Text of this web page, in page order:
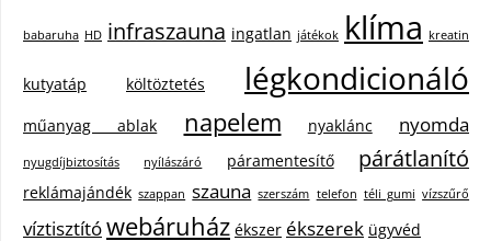
babaruha HD infraszauna ingatlan játékok klíma kreatin
kutyatáp költöztetés légkondicionáló
műanyag ablak napelem nyaklánc nyomda
nyugdíjbiztosítás nyílászáró páramentesítő párátlanító
reklámajándék szappan szauna szerszám telefon téli gumi vízszűrő
víztisztítówebáruház ékszer ékszerek ügyvéd